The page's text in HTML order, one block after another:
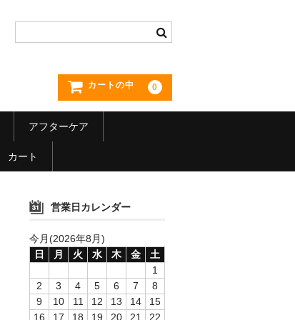
カートの中 0
アフターケア
カート
営業日カレンダー
今月(2026年8月)
日
月 火 水 木 金
土
1
2
3 4 5 6 7
8
9
10 11 12 13 14
15
16
17 18 19 20 21
22